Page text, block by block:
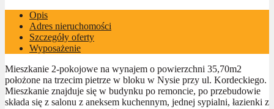
Opis
Adres nieruchomości
Szczegóły oferty
Wyposażenie
Mieszkanie 2-pokojowe na wynajem o powierzchni 35,70m2
położone na trzecim pietrze w bloku w Nysie przy ul. Kordeckiego.
Mieszkanie znajduje się w budynku po remoncie, po przebudowie
składa się z salonu z aneksem kuchennym, jednej sypialni, łazienki z